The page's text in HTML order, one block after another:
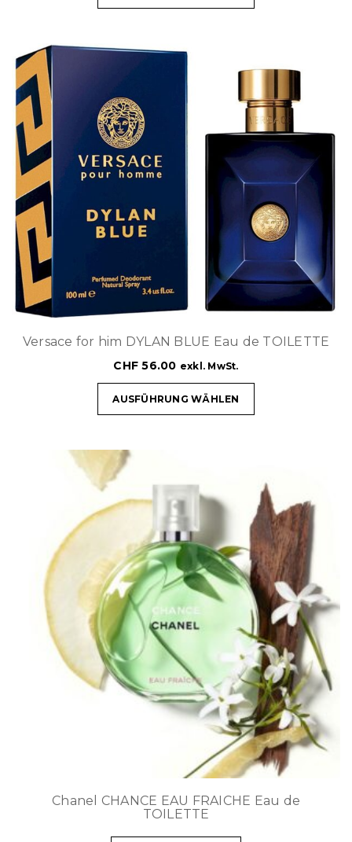
Versace for him DYLAN BLUE Eau de TOILETTE
CHF 56.00 exkl. MwSt.
AUSFÜHRUNG WÄHLEN
Chanel CHANCE EAU FRAICHE Eau de
TOILETTE